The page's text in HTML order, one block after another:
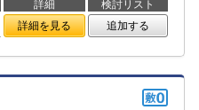
詳細
検討リスト
詳細を見る 追加する